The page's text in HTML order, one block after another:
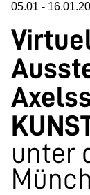
05.01 -
unter